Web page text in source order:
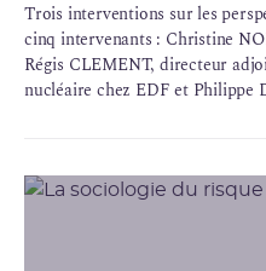
Trois interventions sur les
cinq intervenants : Christine
Régis CLEMENT, directeur
nucléaire chez EDF et Philippe